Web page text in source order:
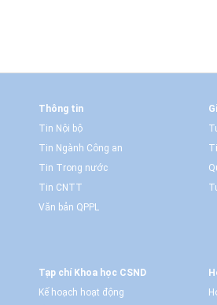
Thông tin
Tin Nội bộ
Tin Ngành Công an
Tin Trong nước
Tin CNTT
Văn bản QPPL
Tạp chí Khoa học CSND
Kế hoạch hoạt động